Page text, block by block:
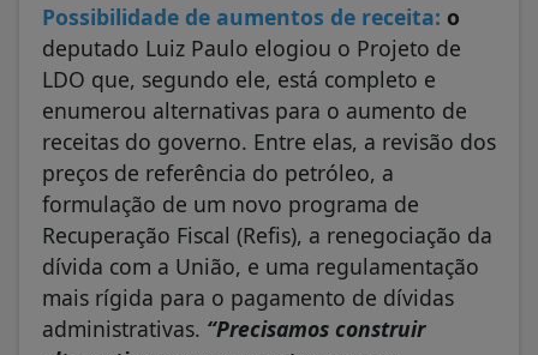
Possibilidade de aumentos de receita: o
deputado Luiz Paulo elogiou o Projeto de
LDO que, segundo ele, está completo e
enumerou alternativas para o aumento de
receitas do governo. Entre elas, a revisão dos
preços de referência do petróleo, a
formulação de um novo programa de
Recuperação Fiscal (Refis), a renegociação da
dívida com a União, e uma regulamentação
mais rígida para o pagamento de dívidas
administrativas. “Precisamos construir